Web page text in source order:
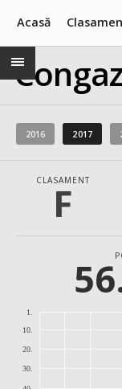
Acasă
Congaz
2016 2017
CLASAMENT
F
1.
10.
20.
30.